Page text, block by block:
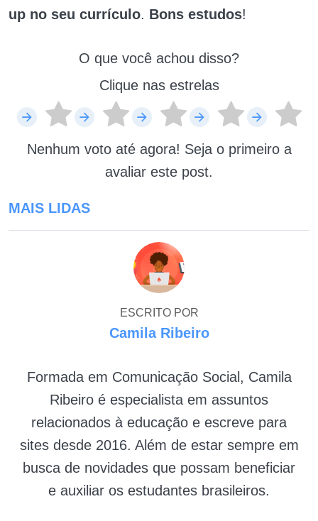
up no seu currículo. Bons estudos!
O que você achou disso?
Clique nas estrelas
Nenhum voto até agora! Seja o primeiro a
avaliar este post.
MAIS LIDAS
ESCRITO POR
Camila Ribeiro
Formada em Comunicação Social, Camila
Ribeiro é especialista em assuntos
relacionados à educação e escreve para
sites desde 2016. Além de estar sempre em
busca de novidades que possam beneficiar
e auxiliar os estudantes brasileiros.